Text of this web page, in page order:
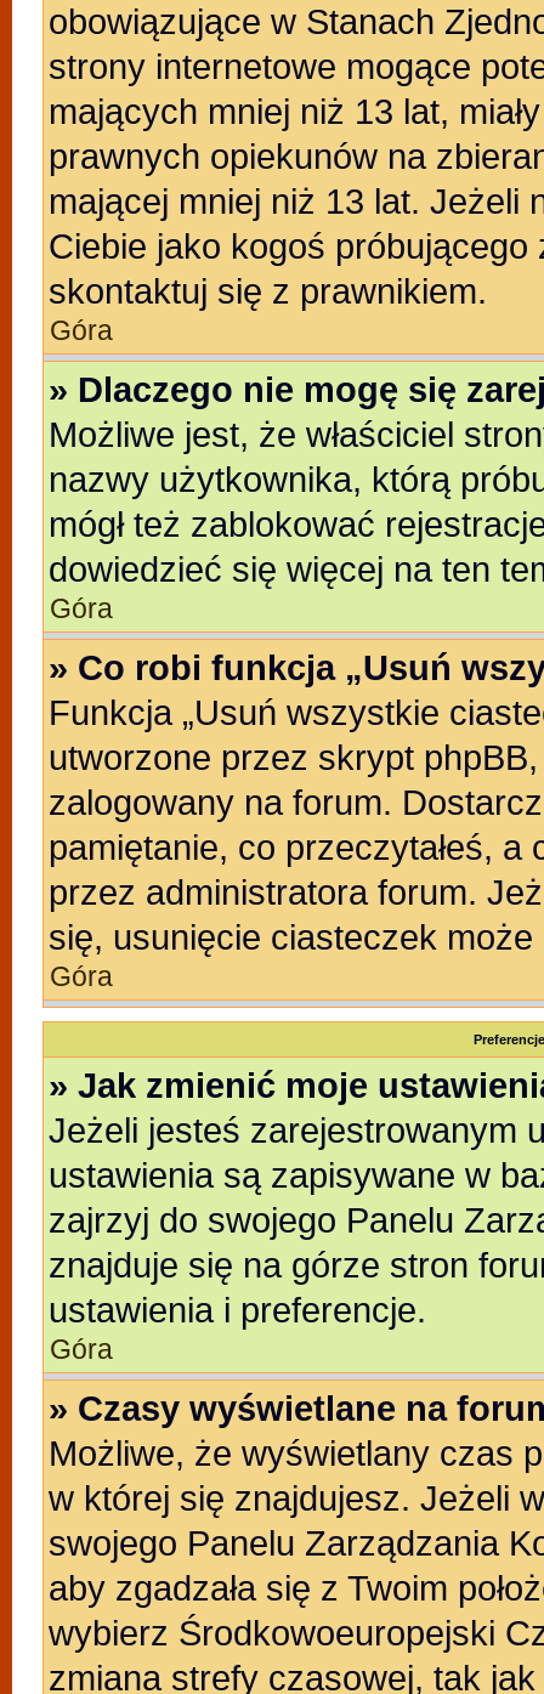
obowiązujące w Stanach
strony internetowe mogące
mających mniej niż 13 lat,
prawnych opiekunów na
mającej mniej niż 13 lat. Jeżeli
Ciebie jako kogoś
skontaktuj się z prawnikiem.
Góra
» Dlaczego nie mogę się
Możliwe jest, że właściciel
nazwy użytkownika, którą
mógł też zablokować
dowiedzieć się więcej na ten
Góra
» Co robi funkcja „Usuń
Funkcja „Usuń wszystkie
utworzone przez skrypt
zalogowany na forum.
pamiętanie, co przeczytałeś, a
przez administratora forum.
się, usunięcie ciasteczek może
Góra
» Jak zmienić moje
Jeżeli jesteś zarejestrowanym
ustawienia są zapisywane w
zajrzyj do swojego Panelu
znajduje się na górze stron
ustawienia i preferencje.
Góra
» Czasy wyświetlane na
Możliwe, że wyświetlany czas
w której się znajdujesz. Jeżeli
swojego Panelu Zarządzania
aby zgadzała się z Twoim
wybierz Środkowoeuropejski
zmiana strefy czasowej, tak